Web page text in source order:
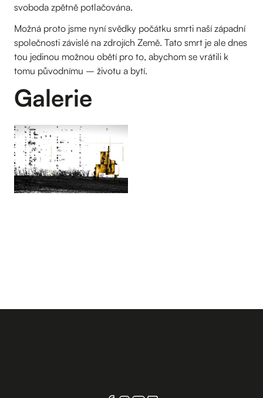
svoboda zpětně potlačována.
Možná proto jsme nyní svědky počátku smrti naší západní
společnosti závislé na zdrojích Země. Tato smrt je ale dnes
tou jedinou možnou obětí pro to, abychom se vrátili k
tomu původnímu – životu a bytí.
Galerie